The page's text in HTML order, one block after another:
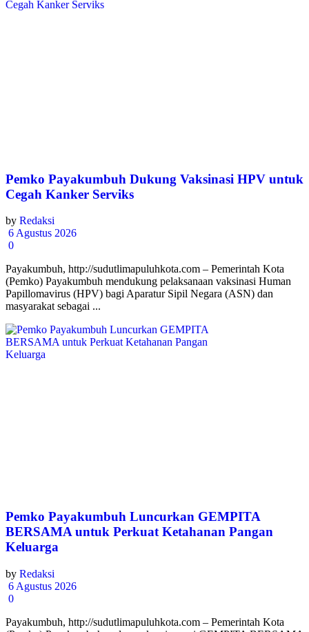
Pemko Payakumbuh Dukung Vaksinasi HPV untuk
Cegah Kanker Serviks
by Redaksi
6 Agustus 2026
0
Payakumbuh, http://sudutlimapuluhkota.com – Pemerintah Kota
(Pemko) Payakumbuh mendukung pelaksanaan vaksinasi Human
Papillomavirus (HPV) bagi Aparatur Sipil Negara (ASN) dan
masyarakat sebagai ...
Pemko Payakumbuh Luncurkan GEMPITA
BERSAMA untuk Perkuat Ketahanan Pangan
Keluarga
by Redaksi
6 Agustus 2026
0
Payakumbuh, http://sudutlimapuluhkota.com – Pemerintah Kota